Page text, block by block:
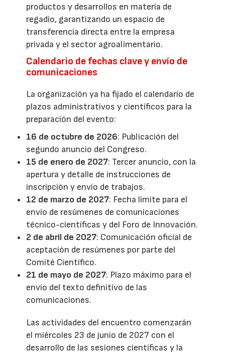
productos y desarrollos en materia de
regadío, garantizando un espacio de
transferencia directa entre la empresa
privada y el sector agroalimentario.
Calendario de fechas clave y envío de
comunicaciones
La organización ya ha fijado el calendario de
plazos administrativos y científicos para la
preparación del evento:
16 de octubre de 2026: Publicación del
segundo anuncio del Congreso.
15 de enero de 2027: Tercer anuncio, con la
apertura y detalle de instrucciones de
inscripción y envío de trabajos.
12 de marzo de 2027: Fecha límite para el
envío de resúmenes de comunicaciones
técnico-científicas y del Foro de Innovación.
2 de abril de 2027: Comunicación oficial de
aceptación de resúmenes por parte del
Comité Científico.
21 de mayo de 2027: Plazo máximo para el
envío del texto definitivo de las
comunicaciones.
Las actividades del encuentro comenzarán
el miércoles 23 de junio de 2027 con el
desarrollo de las sesiones científicas y la